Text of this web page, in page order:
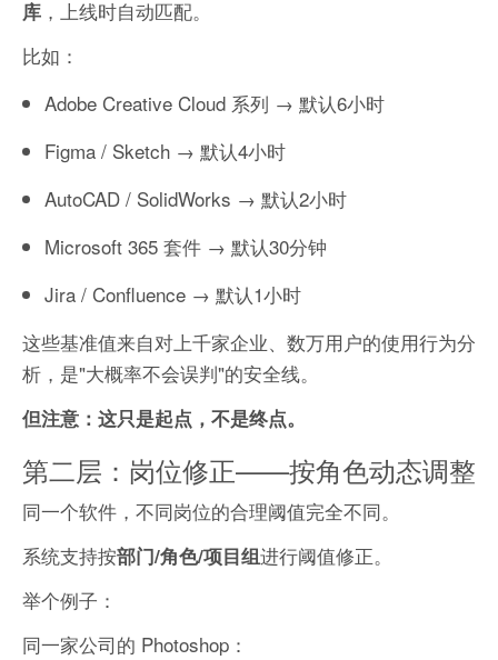
库 ，上线时自动匹配。
比如：
Adobe Creative Cloud 系列 → 默认6小时
Figma / Sketch → 默认4小时
AutoCAD / SolidWorks → 默认2小时
Microsoft 365 套件 → 默认30分钟
Jira / Confluence → 默认1小时
这些基准值来自对上千家企业、数万用户的使用行为分
析，是"大概率不会误判"的安全线。
但注意：这只是起点，不是终点。
第二层：岗位修正——按角色动态调整
同一个软件，不同岗位的合理阈值完全不同。
系统支持按部门/角色/项目组进行阈值修正。
举个例子：
同一家公司的 Photoshop：